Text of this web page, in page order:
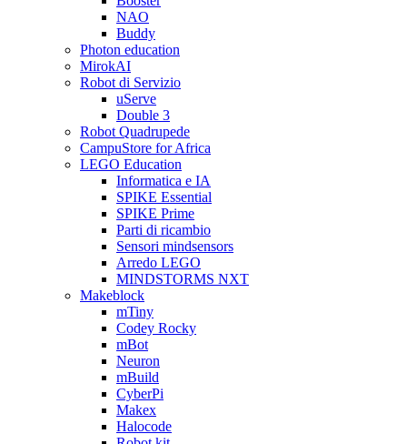
NAO
Buddy
Photon education
MirokAI
Robot di Servizio
uServe
Double 3
Robot Quadrupede
CampuStore for Africa
LEGO Education
Informatica e IA
SPIKE Essential
SPIKE Prime
Parti di ricambio
Sensori mindsensors
Arredo LEGO
MINDSTORMS NXT
Makeblock
mTiny
Codey Rocky
mBot
Neuron
mBuild
CyberPi
Makex
Halocode